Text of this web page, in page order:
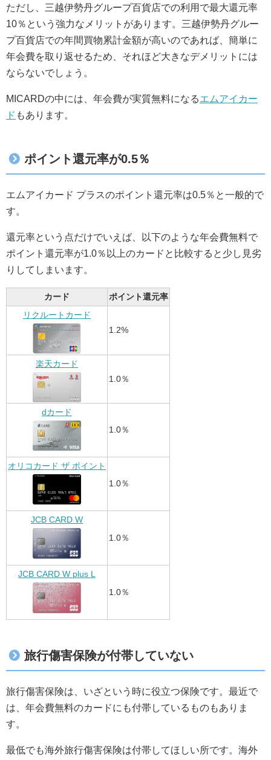
ただし、三越伊勢丹グループ百貨店での利用で最大還元率
10％という強力なメリットがあります。三越伊勢丹グルー
プ百貨店での年間買物累計金額が高いのであれば、簡単に
年会費を取り返せるため、それほど大きなデメリットには
ならないでしょう。
MICARDの中には、年会費が実質無料になるエムアイカー
ド もあります。
ポイント還元率が0.5％
エムアイカード プラスのポイント還元率は0.5％と一般的で
す。
還元率という点だけでいえば、以下のような年会費無料で
ポイント還元率が1.0％以上のカードと比較すると少し見劣
りしてしまいます。
カード
ポイント還元率
リクルートカード
1.2%
楽天カード
1.0％
dカード
1.0％
オリコカード ザ ポイント
1.0％
JCB CARD W
1.0％
JCB CARD W plus L
1.0％
旅行傷害保険が付帯していない
旅行傷害保険は、いざという時に役立つ保険です。最近で
は、年会費無料のカードにも付帯しているものもありま
す。
最低でも海外旅行傷害保険は付帯してほしい所です。海外